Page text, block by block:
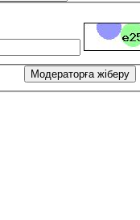
Модераторға жіберу